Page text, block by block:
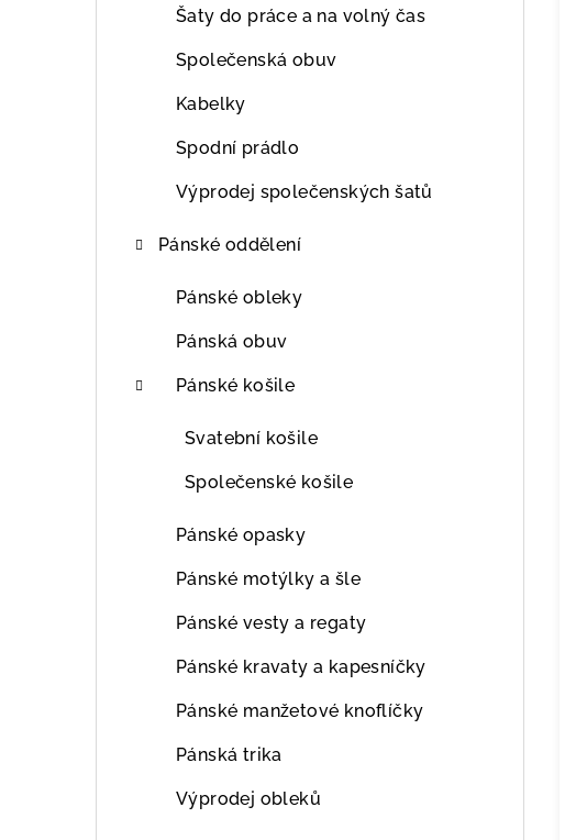
Šaty do práce a na volný čas
Společenská obuv
Kabelky
Spodní prádlo
Výprodej společenských šatů
Pánské oddělení
Pánské obleky
Pánská obuv
Pánské košile
Svatební košile
Společenské košile
Pánské opasky
Pánské motýlky a šle
Pánské vesty a regaty
Pánské kravaty a kapesníčky
Pánské manžetové knoflíčky
Pánská trika
Výprodej obleků